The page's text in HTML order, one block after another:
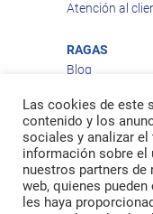
Atención al
RAGAS
Blog
Política de
Política de
Política de
Política de
Las cookies de este
contenido y los
sociales y analizar
información sobre el
nuestros partners de
web, quienes
les haya